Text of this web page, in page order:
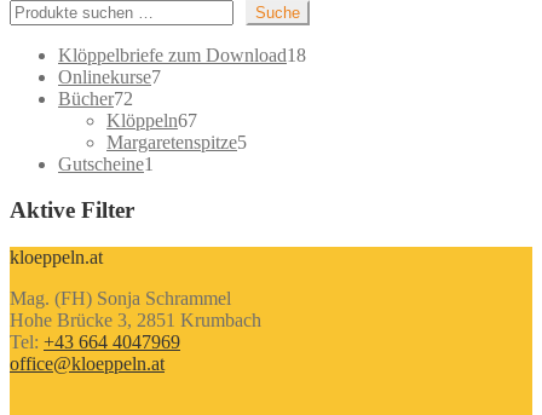
Suche
Klöppelbriefe zum Download1818
Onlinekurse77
Bücher72
Produkte
Klöppeln6767
Produkte
Margaretenspitze55
Gutscheine1
Aktive Filter
kloeppeln.at
Mag. (FH) Sonja Schrammel
Hohe Brücke 3, 2851 Krumbach
Tel: +43 664 4047969
office@kloeppeln.at